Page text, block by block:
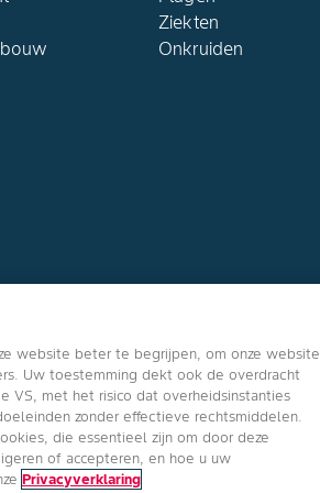
Ziekten
Onkruiden
Volg ons
website beter te begrijpen, om onze website
Uw toestemming dekt ook de overdracht
VS, met het risico dat overheidsinstanties
zonder effectieve rechtsmiddelen.
die essentieel zijn om door deze
of accepteren, en hoe u uw
Privacyverklaring